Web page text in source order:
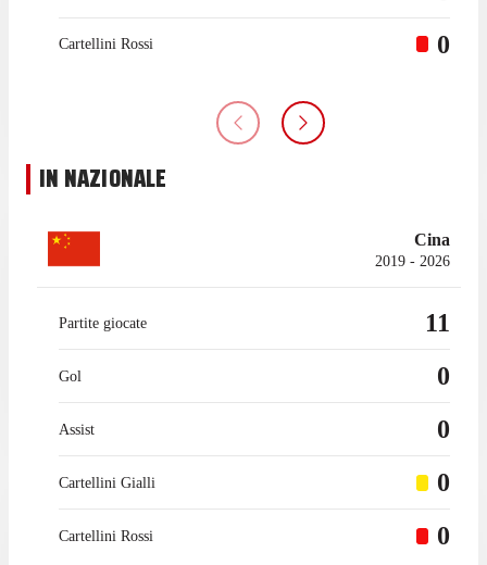
Cartellini Rossi 0
IN NAZIONALE
Cina
2019 - 2026
Partite giocate 11
Gol 0
Assist 0
Cartellini Gialli 0
Cartellini Rossi 0